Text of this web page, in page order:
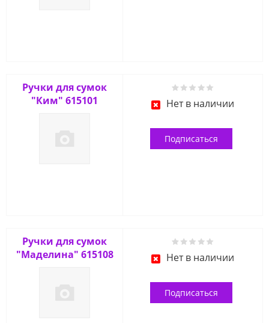
Ручки для сумок
"Ким" 615101
Нет в наличии
Подписаться
Ручки для сумок
"Маделина" 615108
Нет в наличии
Подписаться